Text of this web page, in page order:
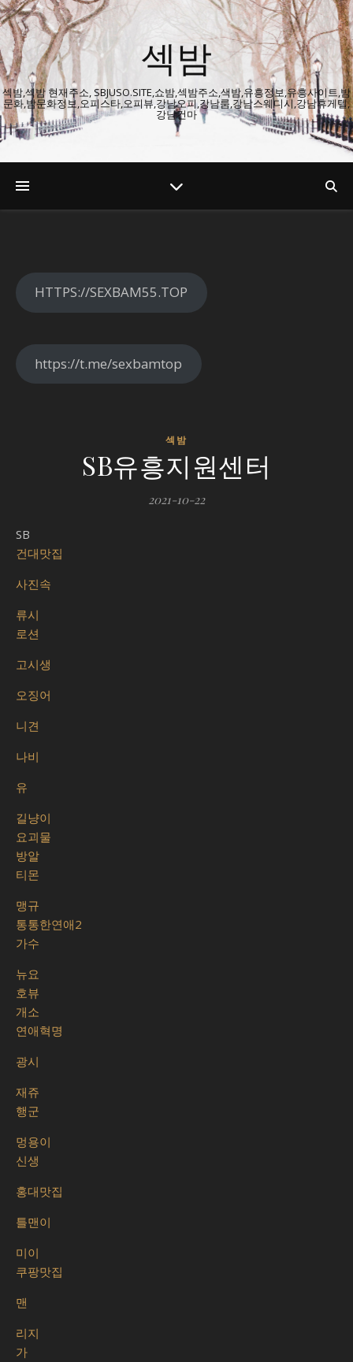
섹밤
섹밤,섹밤 현재주소, SBJUSO.SITE,쇼밤,섹밤주소,색밤,유흥정보,유흥사이트,밤
문화,밤문화정보,오피스타,오피뷰,강남오피,강남룸,강남스웨디시,강남휴게텔,
강남건마
HTTPS://SEXBAM55.TOP
https://t.me/sexbamtop
섹밤
SB유흥지원센터
2021-10-22
SB
건대맛집
사진속
류시
로션
고시생
오징어
니견
나비
유
길냥이
요괴물
방알
티몬
맹규
통통한연애2
가수
뉴요
호뷰
개소
연애혁명
광시
재쥬
행군
멍용이
신생
홍대맛집
틀맨이
미이
쿠팡맛집
맨
리지
가